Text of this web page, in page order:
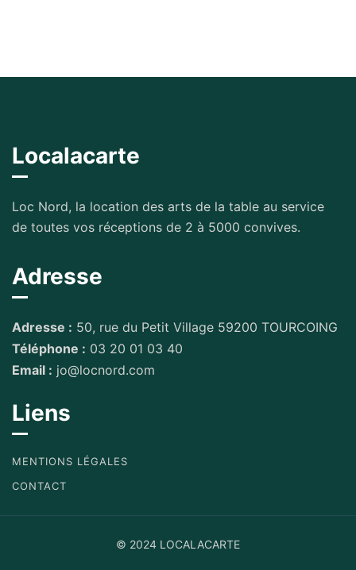
Localacarte
Loc Nord, la location des arts de la table au service
de toutes vos réceptions de 2 à 5000 convives.
Adresse
Adresse : 50, rue du Petit Village 59200 TOURCOING
Téléphone : 03 20 01 03 40
Email : jo@locnord.com
Liens
MENTIONS LÉGALES
CONTACT
© 2024 LOCALACARTE